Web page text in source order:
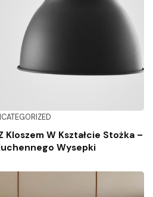
Kloszem W Kształcie Stożka –
Wysepki